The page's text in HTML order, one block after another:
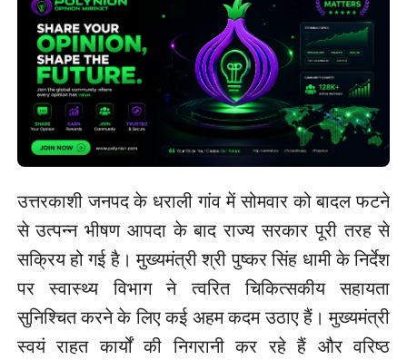
उत्तरकाशी जनपद के धराली गांव में सोमवार को बादल फटने
से उत्पन्न भीषण आपदा के बाद राज्य सरकार पूरी तरह से
सक्रिय हो गई है। मुख्यमंत्री श्री पुष्कर सिंह धामी के निर्देश
पर स्वास्थ्य विभाग ने त्वरित चिकित्सकीय सहायता
सुनिश्चित करने के लिए कई अहम कदम उठाए हैं। मुख्यमंत्री
स्वयं राहत कार्यों की निगरानी कर रहे हैं और वरिष्ठ